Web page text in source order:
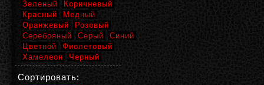
Зеленый
Коричневый
Красный
Медный
Оранжевый
Розовый
Серебряный
Серый
Синий
Цветной
Фиолетовый
Хамелеон
Черный
Сортировать: